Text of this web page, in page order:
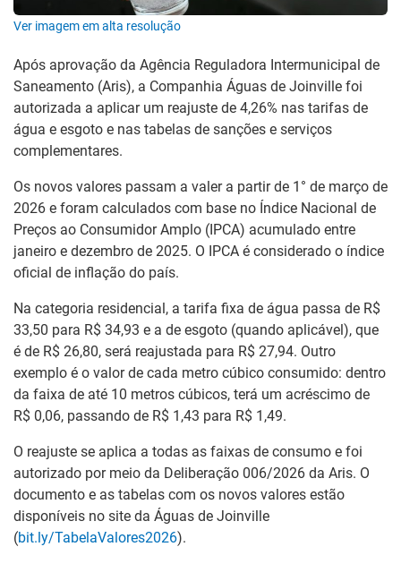
Ver imagem em alta resolução
Após aprovação da Agência Reguladora Intermunicipal de
Saneamento (Aris), a Companhia Águas de Joinville foi
autorizada a aplicar um reajuste de 4,26% nas tarifas de
água e esgoto e nas tabelas de sanções e serviços
complementares.
Os novos valores passam a valer a partir de 1° de março de
2026 e foram calculados com base no Índice Nacional de
Preços ao Consumidor Amplo (IPCA) acumulado entre
janeiro e dezembro de 2025. O IPCA é considerado o índice
oficial de inflação do país.
Na categoria residencial, a tarifa fixa de água passa de R$
33,50 para R$ 34,93 e a de esgoto (quando aplicável), que
é de R$ 26,80, será reajustada para R$ 27,94. Outro
exemplo é o valor de cada metro cúbico consumido: dentro
da faixa de até 10 metros cúbicos, terá um acréscimo de
R$ 0,06, passando de R$ 1,43 para R$ 1,49.
O reajuste se aplica a todas as faixas de consumo e foi
autorizado por meio da Deliberação 006/2026 da Aris. O
documento e as tabelas com os novos valores estão
disponíveis no site da Águas de Joinville
(bit.ly/TabelaValores2026).